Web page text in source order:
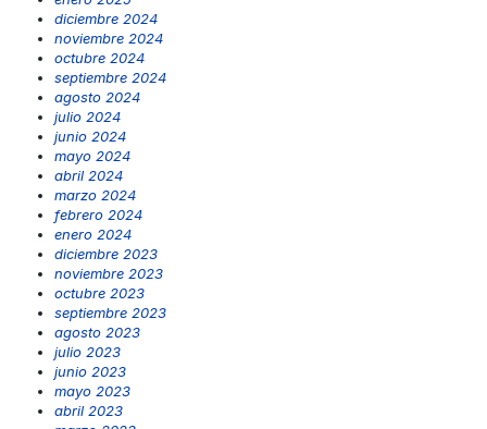
diciembre 2024
noviembre 2024
octubre 2024
septiembre 2024
agosto 2024
julio 2024
junio 2024
mayo 2024
abril 2024
marzo 2024
febrero 2024
enero 2024
diciembre 2023
noviembre 2023
octubre 2023
septiembre 2023
agosto 2023
julio 2023
junio 2023
mayo 2023
abril 2023